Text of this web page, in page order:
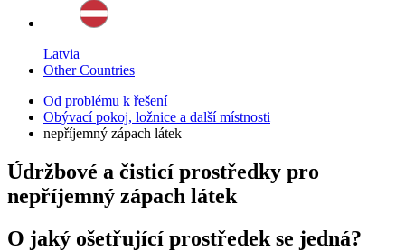
Latvia
Other Countries
Od problému k řešení
Obývací pokoj, ložnice a další místnosti
nepříjemný zápach látek
Údržbové a čisticí prostředky pro
nepříjemný zápach látek
O jaký ošetřující prostředek se jedná?